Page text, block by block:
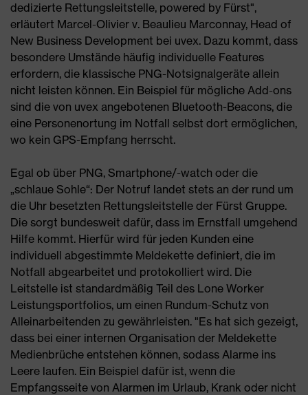
dedizierte Rettungsleitstelle, powered by Fürst",
erläutert Marcel-Olivier v. Beaulieu Marconnay, Head of
New Business Development bei uvex. Dazu kommt, dass
besondere Umstände häufig individuelle Features
erfordern, die klassische PNG-Notsignalgeräte allein
nicht leisten können. Ein Beispiel für mögliche Add-ons
sind die von uvex angebotenen Bluetooth-Beacons, die
eine Personenortung im Notfall selbst dort ermöglichen,
wo kein GPS-Empfang herrscht.
Egal ob über PNG, Smartphone/-watch oder die
„schlaue Sohle“: Der Notruf landet stets an der rund um
die Uhr besetzten Rettungsleitstelle der Fürst Gruppe.
Die sorgt bundesweit dafür, dass im Ernstfall umgehend
Hilfe kommt. Hierfür wird für jeden Kunden eine
individuell abgestimmte Meldekette definiert, die im
Notfall abgearbeitet und protokolliert wird. Die
Leitstelle ist standardmäßig Teil des Lone Worker
Leistungsportfolios, um einen Rundum-Schutz von
Alleinarbeitenden zu gewährleisten. "Es hat sich gezeigt,
dass bei einer internen Organisation der Meldekette
Medienbrüche entstehen können, sodass Alarme ins
Leere laufen. Ein Beispiel dafür ist, wenn die
Empfangsseite von Alarmen im Urlaub, Krank oder nicht